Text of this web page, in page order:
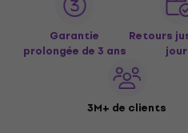
Garantie
prolongée de 3 ans
Retours
3M+ de clients